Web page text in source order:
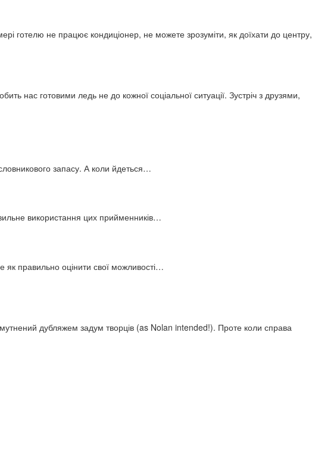
готелю не працює кондиціонер, не можете зрозуміти, як доїхати до центру,
нас готовими ледь не до кожної соціальної ситуації. Зустріч з друзями,
запасу. А коли йдеться…
використання цих прийменників…
як правильно оцінити свої можливості…
дубляжем задум творців (as Nolan intended!). Проте коли справа